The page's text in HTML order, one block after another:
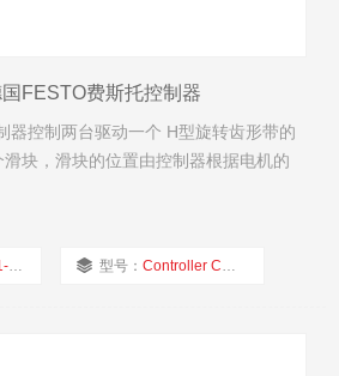
FESTO费斯托控制器
器控制两台驱动一个 H型旋转齿形带的
块，滑块的位置由控制器根据电机的
型号：Controller CMXH